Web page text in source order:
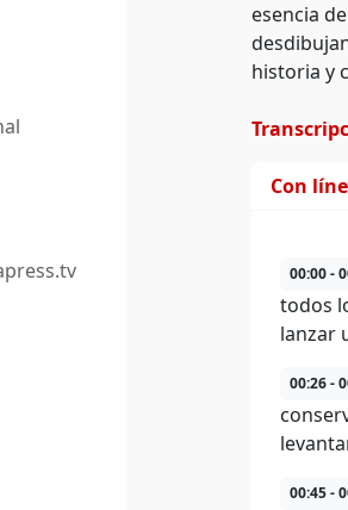
esencia
historia y
Con
00:00 -
todos
lanzar
00:26 -
00:45 -